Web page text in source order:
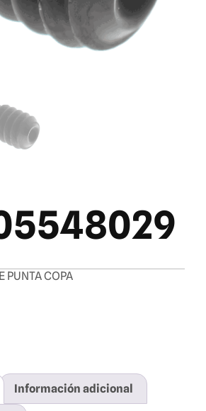
PUNTA COPA
Información adicional